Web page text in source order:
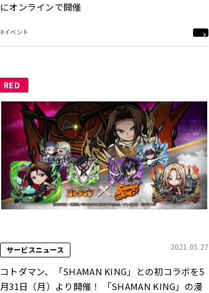
にオンラインで開催
#イベント
RED
サービスニュース 2021.05.27
コトダマン、「SHAMAN KING」との初コラボを5
月31日（月）より開催！ 「SHAMAN KING」の漫